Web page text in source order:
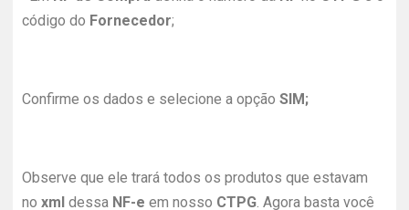
código do Fornecedor;
Confirme os dados e selecione a opção SIM;
Observe que ele trará todos os produtos que estavam
no xml dessa NF-e em nosso CTPG. Agora basta você